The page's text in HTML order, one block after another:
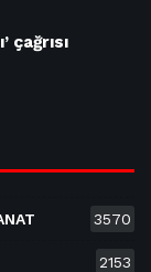
çağrısı
3570
2153